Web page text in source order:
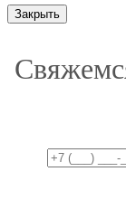
Закрыть